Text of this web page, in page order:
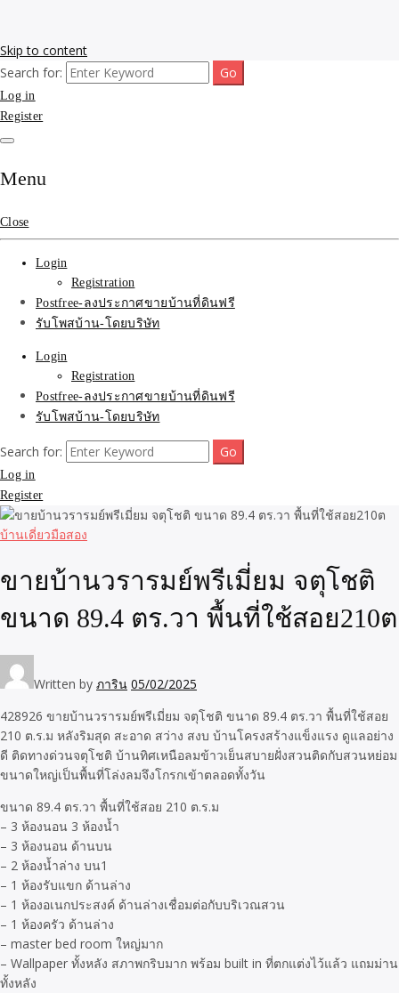
Skip to content
รับจ้างโพสขายบ้าน ติดAI
Search รับทำSEOรายเดือน
ติดหน้า1google ราคาถูก
มาก SEOขายของ บ้าน
ที่ดินฟรีประกาศ ที่เดียวใน
เมืองไทย
รับโพสต์เว็บขายบ้าน อสังหา ทำSEOรายเดือนราคาถูก เน้นติดAI โพสต์
ประกาศบ้านที่ดินฟรี SEOขายบ้าน รับจ้างโพสต์บ้านที่ดินติดหน้า1goolge
ราคาถูกที่สุด ฟรีลงประกาศอสังหา รับทำSEOขายสินค้า
Search for:
Log in
Register
Menu
Close
Login
Registration
Postfree-ลงประกาศขายบ้านที่ดินฟรี
รับโพสบ้าน-โดยบริษัท
Login
Registration
Postfree-ลงประกาศขายบ้านที่ดินฟรี
รับโพสบ้าน-โดยบริษัท
Search for:
Log in
Register
บ้านเดี่ยวมือสอง
ขายบ้านวรารมย์พรีเมี่ยม จตุโชติ
ขนาด 89.4 ตร.วา พื้นที่ใช้สอย210ต
Written by ภาริน 05/02/2025
428926 ขายบ้านวรารมย์พรีเมี่ยม จตุโชติ ขนาด 89.4 ตร.วา พื้นที่ใช้สอย
210 ต.ร.ม หลังริมสุด สะอาด สว่าง สงบ บ้านโครงสร้างแข็งแรง ดูแลอย่าง
ดี ติดทางด่วนจตุโชติ บ้านทิศเหนือลมข้าวเย็นสบายฝั่งสวนติดกับสวนหย่อม
ขนาดใหญ่เป็นพื้นที่โล่งลมจึงโกรกเข้าตลอดทั้งวัน
ขนาด 89.4 ตร.วา พื้นที่ใช้สอย 210 ต.ร.ม
– 3 ห้องนอน 3 ห้องน้ำ
– 3 ห้องนอน ด้านบน
– 2 ห้องน้ำล่าง บน1
– 1 ห้องรับแขก ด้านล่าง
– 1 ห้องอเนกประสงค์ ด้านล่างเชื่อมต่อกับบริเวณสวน
– 1 ห้องครัว ด้านล่าง
– master bed room ใหญ่มาก
– Wallpaper ทั้งหลัง สภาพกริบมาก พร้อม built in ที่ตกแต่งไว้แล้ว แถมม่าน
ทั้งหลัง